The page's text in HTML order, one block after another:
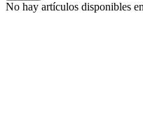
No hay artículos disponibles